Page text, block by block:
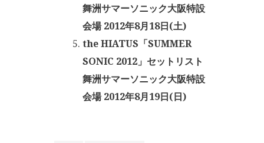
舞洲サマーソニック大阪特設
会場 2012年8月18日(土)
the HIATUS「SUMMER
SONIC 2012」セットリスト
舞洲サマーソニック大阪特設
会場 2012年8月19日(日)